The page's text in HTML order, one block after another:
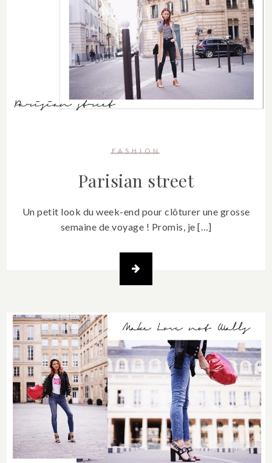
FASHION
Parisian street
Un petit look du week-end pour clôturer une grosse
semaine de voyage ! Promis, je […]